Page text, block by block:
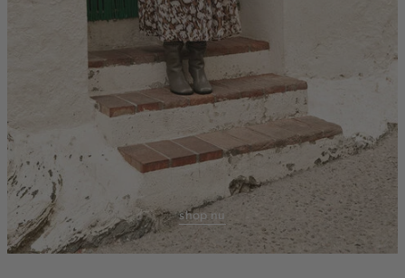
shop nu